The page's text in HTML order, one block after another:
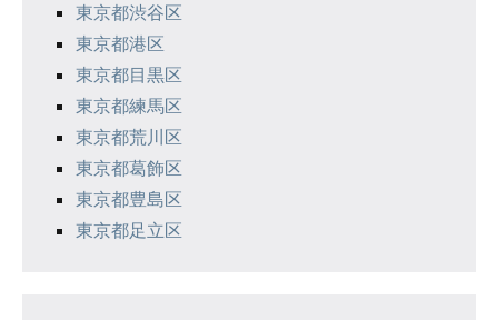
東京都渋谷区
東京都港区
東京都目黒区
東京都練馬区
東京都荒川区
東京都葛飾区
東京都豊島区
東京都足立区